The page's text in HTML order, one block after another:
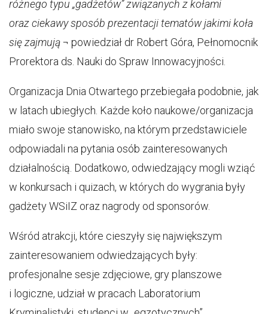
różnego typu „gadżetów” związanych z kołami
oraz ciekawy sposób prezentacji tematów jakimi koła
się zajmują¬ powiedział dr Robert Góra, Pełnomocnik
Prorektora ds. Nauki do Spraw Innowacyjności.
Organizacja Dnia Otwartego przebiegała podobnie, jak
w latach ubiegłych. Każde koło naukowe/organizacja
miało swoje stanowisko, na którym przedstawiciele
odpowiadali na pytania osób zainteresowanych
działalnością. Dodatkowo, odwiedzający mogli wziąć
w konkursach i quizach, w których do wygrania były
gadżety WSiIZ oraz nagrody od sponsorów.
Wśród atrakcji, które cieszyły się największym
zainteresowaniem odwiedzających były:
profesjonalne sesje zdjęciowe, gry planszowe
i logiczne, udział w pracach Laboratorium